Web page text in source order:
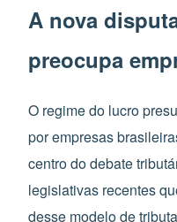
A nova
preocupa
O regime do lucro
por empresas
centro do debate
legislativas recentes
desse modelo de